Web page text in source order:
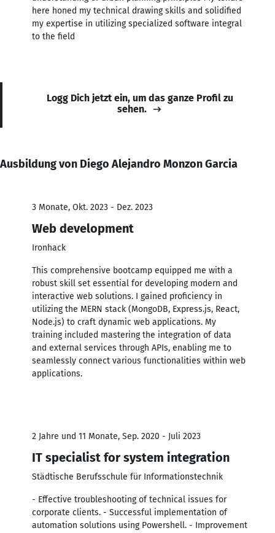
here honed my technical drawing skills and solidified
my expertise in utilizing specialized software integral
to the field
Logg Dich jetzt ein, um das ganze Profil zu
sehen.
Ausbildung von Diego Alejandro Monzon Garcia
3 Monate, Okt. 2023 - Dez. 2023
Web development
Ironhack
This comprehensive bootcamp equipped me with a
robust skill set essential for developing modern and
interactive web solutions. I gained proficiency in
utilizing the MERN stack (MongoDB, Express.js, React,
Node.js) to craft dynamic web applications. My
training included mastering the integration of data
and external services through APIs, enabling me to
seamlessly connect various functionalities within web
applications.
2 Jahre und 11 Monate, Sep. 2020 - Juli 2023
IT specialist for system integration
Städtische Berufsschule für Informationstechnik
- Effective troubleshooting of technical issues for
corporate clients. - Successful implementation of
automation solutions using Powershell. - Improvement